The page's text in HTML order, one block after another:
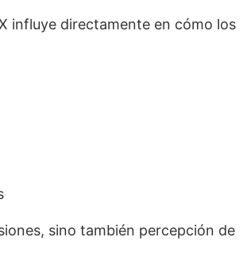
influye directamente en cómo los
sino también percepción de